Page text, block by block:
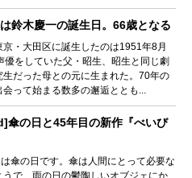
鈴木慶一の誕生日。66歳となる
・大田区に誕生したのは1951年8月
優をしていた父・昭生、昭生と同じ劇
生だった母との元に生まれた。70年の
って始まる数多の邂逅ととも...
の日と45年目の新作『べいび
傘の日です。傘は人間にとって必要な
うで、雨の日の鬱陶しいオブジェにか